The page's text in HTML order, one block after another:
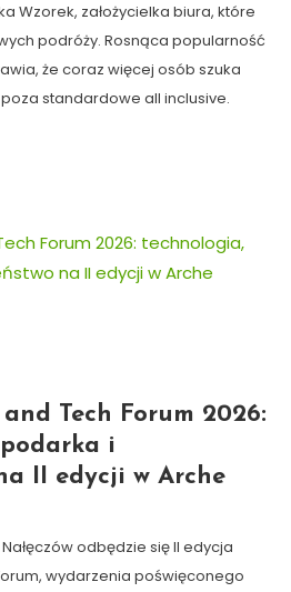
Wzorek, założycielka biura, które
podróży. Rosnąca popularność
że coraz więcej osób szuka
standardowe all inclusive.
Tech Forum 2026:
i
II edycji w Arche
odbędzie się II edycja
wydarzenia poświęconego